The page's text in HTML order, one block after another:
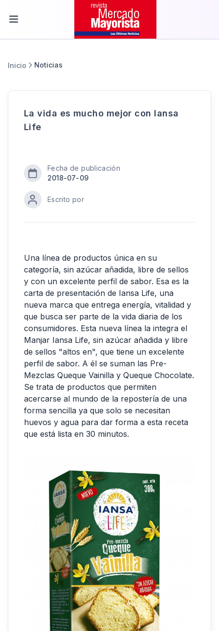
Inicio Noticias
La vida es mucho mejor con Iansa
Life
Fecha de publicación
2018-07-09
Escrito por
Una línea de productos única en su
categoría, sin azúcar añadida, libre de sellos
y con un excelente perfil de sabor. Esa es la
carta de presentación de Iansa Life, una
nueva marca que entrega energía, vitalidad y
que busca ser parte de la vida diaria de los
consumidores. Esta nueva línea la integra el
Manjar Iansa Life, sin azúcar añadida y libre
de sellos "altos en", que tiene un excelente
perfil de sabor. A él se suman las Pre-
Mezclas Queque Vainilla y Queque Chocolate.
Se trata de productos que permiten
acercarse al mundo de la repostería de una
forma sencilla ya que solo se necesitan
huevos y agua para dar forma a esta receta
que está lista en 30 minutos.